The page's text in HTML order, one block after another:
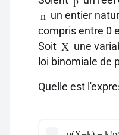
n un entier
compris entre 0
Soit X une
loi binomiale de
Quelle est